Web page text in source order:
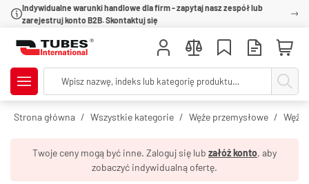
Indywidualne warunki handlowe dla firm - zapytaj nasz zespół lub
zarejestruj konto B2B. Skontaktuj się
Strona główna Wszystkie kategorie Węże przemysłowe Węże
Twoje ceny mogą być inne. Zaloguj się lub załóż konto, aby
zobaczyć indywidualną ofertę.